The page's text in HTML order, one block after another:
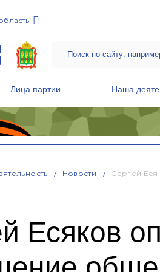
Лица партии Наша
Новости Сергей
Есяков